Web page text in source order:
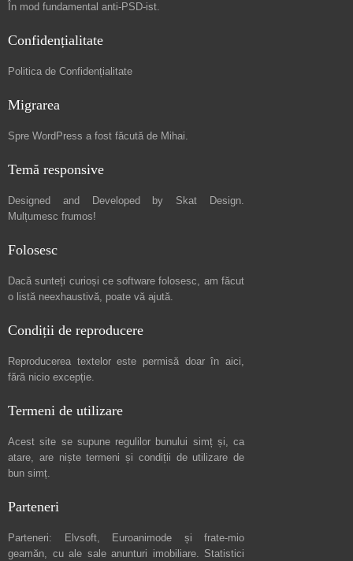
În mod fundamental anti-PSD-ist.
Confidențialitate
Politica de Confidențialitate
Migrarea
Spre WordPress a fost făcută de Mihai.
Temă responsive
Designed and Developed by Skat Design.
Mulțumesc frumos!
Folosesc
Dacă sunteți curioși ce software folosesc, am făcut
o listă neexhaustivă, poate vă ajută.
Condiții de reproducere
Reproducerea textelor este permisă doar în aici,
fără nicio excepție.
Termeni de utilizare
Acest site se supune regulilor bunului simț și, ca
atare, are niștetermeni și condiții de utilizare de
bun simț.
Parteneri
Parteneri: Elvsoft, Euroanimode și frate-mio
geamăn, cu ale sale anunturi imobiliare. Statistici